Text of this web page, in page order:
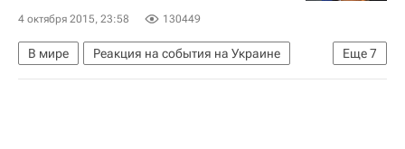
4 октября 2015, 23:58 130449
Еще7
В мире
Реакция на события на Украине
Украина
Европа
Весь мир